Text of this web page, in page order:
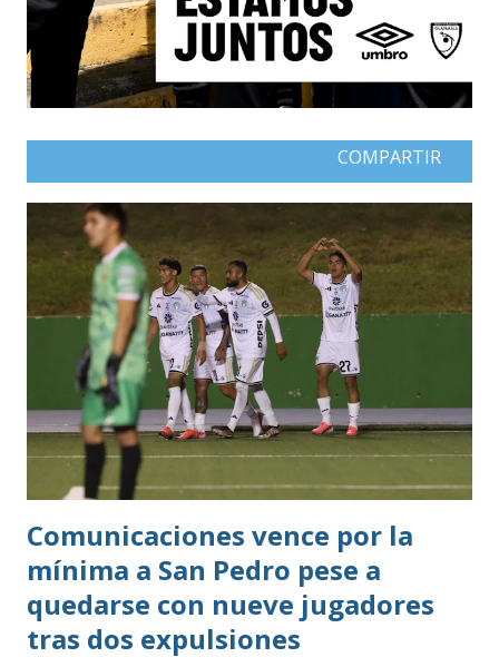
COMPARTIR
Comunicaciones vence por la
mínima a San Pedro pese a
quedarse con nueve jugadores
tras dos expulsiones